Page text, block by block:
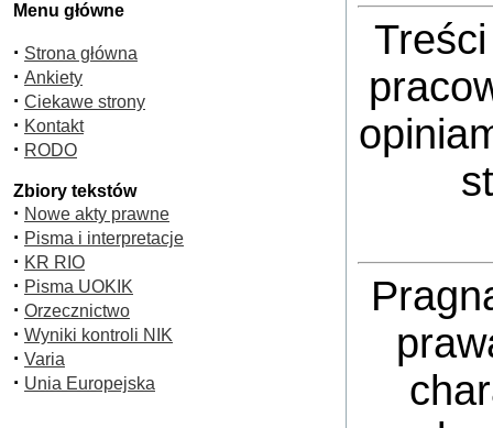
Menu główne
· Strona główna
· Ankiety
· Ciekawe strony
· Kontakt
· RODO
Zbiory tekstów
· Nowe akty prawne
· Pisma i interpretacje
· KR RIO
· Pisma UOKIK
· Orzecznictwo
· Wyniki kontroli NIK
· Varia
· Unia Europejska